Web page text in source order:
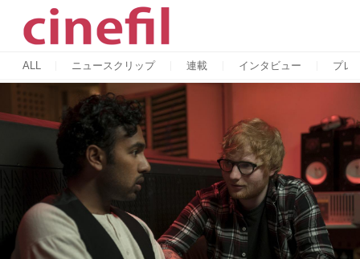
ALL ニュースクリップ 連載 インタビュー プレ